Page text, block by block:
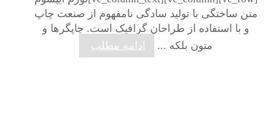
متن ساختگی با تولید سادگی نامفهوم از صنعت چاپ
و با استفاده از طراحان گرافیک است. چاپگرها و
متون بلکه ...
ادامه مطلب